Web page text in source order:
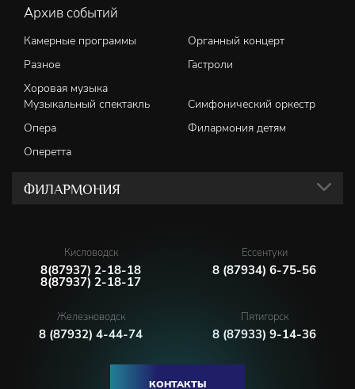
Архив событий
Камерные программы
Органный концерт
Разное
Гастроли
Хоровая музыка
Музыкальный спектакль
Симфонический оркестр
Опера
Филармония детям
Оперетта
ФИЛАРМОНИЯ
Кисловодск
8(87937) 2-18-18
8(87937) 2-18-17
Ессентуки
8 (87934) 6-75-56
Железноводск
8 (87932) 4-44-74
Пятигорск
8 (87933) 9-14-36
КОНТАКТЫ